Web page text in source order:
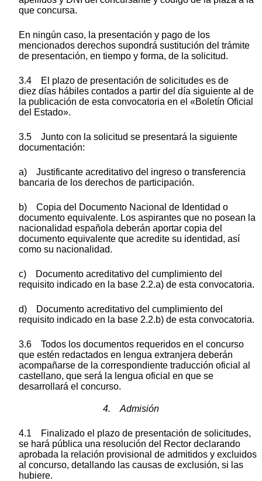
que concursa.
En ningún caso, la presentación y pago de los
mencionados derechos supondrá sustitución del trámite
de presentación, en tiempo y forma, de la solicitud.
3.4 El plazo de presentación de solicitudes es de
diez días hábiles contados a partir del día siguiente al de
la publicación de esta convocatoria en el «Boletín Oficial
del Estado».
3.5 Junto con la solicitud se presentará la siguiente
documentación:
a) Justificante acreditativo del ingreso o transferencia
bancaria de los derechos de participación.
b) Copia del Documento Nacional de Identidad o
documento equivalente. Los aspirantes que no posean la
nacionalidad española deberán aportar copia del
documento equivalente que acredite su identidad, así
como su nacionalidad.
c) Documento acreditativo del cumplimiento del
requisito indicado en la base 2.2.a) de esta convocatoria.
d) Documento acreditativo del cumplimiento del
requisito indicado en la base 2.2.b) de esta convocatoria.
3.6 Todos los documentos requeridos en el concurso
que estén redactados en lengua extranjera deberán
acompañarse de la correspondiente traducción oficial al
castellano, que será la lengua oficial en que se
desarrollará el concurso.
4. Admisión
4.1 Finalizado el plazo de presentación de solicitudes,
se hará pública una resolución del Rector declarando
aprobada la relación provisional de admitidos y excluidos
al concurso, detallando las causas de exclusión, si las
hubiere.